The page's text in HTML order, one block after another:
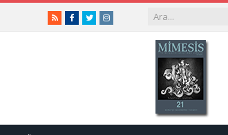
RSSFacebook
TwitterInstagram